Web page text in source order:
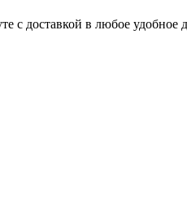
с доставкой в любое